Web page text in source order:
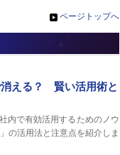
» ページトップへ
消える？ 賢い活用術と
内で有効活用するためのノウ
の活用法と注意点を紹介しま